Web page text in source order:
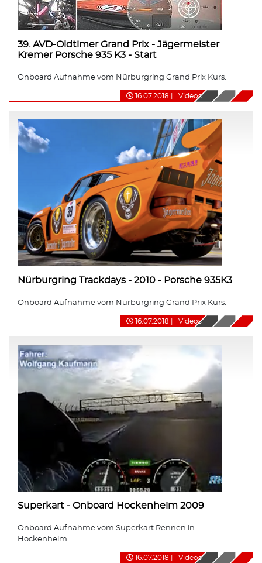
39. AVD-Oldtimer Grand Prix - Jägermeister
Kremer Porsche 935 K3 - Start
Onboard Aufnahme vom Nürburgring Grand Prix Kurs.
16.07.2018 Videos
Nürburgring Trackdays - 2010 - Porsche 935K3
Onboard Aufnahme vom Nürburgring Grand Prix Kurs.
16.07.2018 Videos
Superkart - Onboard Hockenheim 2009
Onboard Aufnahme vom Superkart Rennen in
Hockenheim.
16.07.2018 Videos